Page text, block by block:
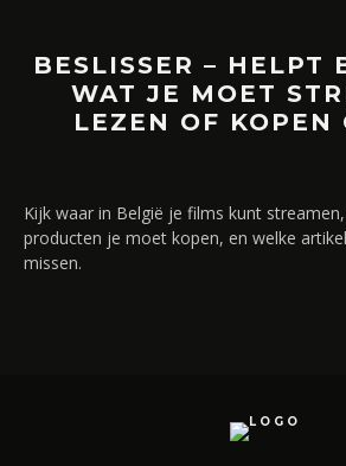
BESLISSER – HELPT
WAT JE MOET
LEZEN OF KOPEN
Kijk waar in België je films kunt
producten je moet kopen, en welke
missen.